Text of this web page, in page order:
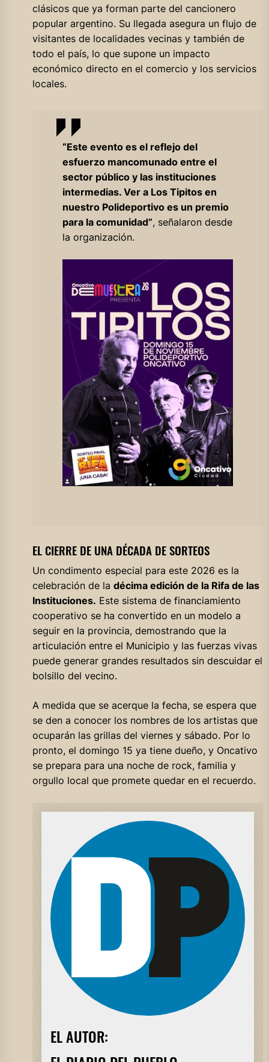
clásicos que ya forman parte del cancionero
popular argentino. Su llegada asegura un flujo de
visitantes de localidades vecinas y también de
todo el país, lo que supone un impacto
económico directo en el comercio y los servicios
locales.
“Este evento es el reflejo del
esfuerzo mancomunado entre el
sector público y las instituciones
intermedias. Ver a Los Tipitos en
nuestro Polideportivo es un premio
para la comunidad”, señalaron desde
la organización.
EL CIERRE DE UNA DÉCADA DE SORTEOS
Un condimento especial para este 2026 es la
celebración de la décima edición de la Rifa de las
Instituciones. Este sistema de financiamiento
cooperativo se ha convertido en un modelo a
seguir en la provincia, demostrando que la
articulación entre el Municipio y las fuerzas vivas
puede generar grandes resultados sin descuidar el
bolsillo del vecino.
A medida que se acerque la fecha, se espera que
se den a conocer los nombres de los artistas que
ocuparán las grillas del viernes y sábado. Por lo
pronto, el domingo 15 ya tiene dueño, y Oncativo
se prepara para una noche de rock, familia y
orgullo local que promete quedar en el recuerdo.
EL AUTOR: